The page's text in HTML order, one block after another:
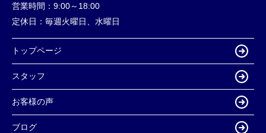
営業時間： 9:00～18:00
定休日： 毎週火曜日、水曜日
トップページ
スタッフ
お客様の声
ブログ